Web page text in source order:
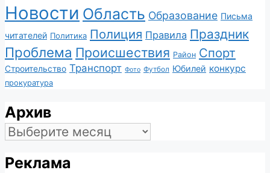
Новости Область Образование Письма
читателей Политика Полиция Правила Праздник
Проблема Происшествия Район Спорт
Строительство Транспорт Фото Футбол Юбилей конкурс
прокуратура
Архив
Архив
Реклама